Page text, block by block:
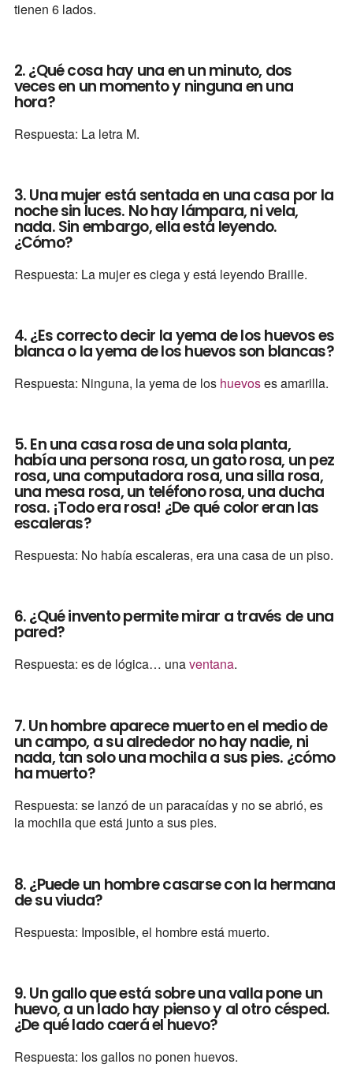
tienen 6 lados.
2. ¿Qué cosa hay una en un minuto, dos
veces en un momento y ninguna en una
hora?
Respuesta: La letra M.
3. Una mujer está sentada en una casa por la
noche sin luces. No hay lámpara, ni vela,
nada. Sin embargo, ella está leyendo.
¿Cómo?
Respuesta: La mujer es ciega y está leyendo Braille.
4. ¿Es correcto decir la yema de los huevos es
blanca o la yema de los huevos son blancas?
Respuesta: Ninguna, la yema de los huevoses amarilla.
5. En una casa rosa de una sola planta,
había una persona rosa, un gato rosa, un pez
rosa, una computadora rosa, una silla rosa,
una mesa rosa, un teléfono rosa, una ducha
rosa. ¡Todo era rosa! ¿De qué color eran las
escaleras?
Respuesta: No había escaleras, era una casa de un piso.
6. ¿Qué invento permite mirar a través de una
pared?
Respuesta: es de lógica… unaventana.
7. Un hombre aparece muerto en el medio de
un campo, a su alrededor no hay nadie, ni
nada, tan solo una mochila a sus pies. ¿cómo
ha muerto?
Respuesta: se lanzó de un paracaídas y no se abrió, es
la mochila que está junto a sus pies.
8. ¿Puede un hombre casarse con la hermana
de su viuda?
Respuesta: Imposible, el hombre está muerto.
9. Un gallo que está sobre una valla pone un
huevo, a un lado hay pienso y al otro césped.
¿De qué lado caerá el huevo?
Respuesta: los gallos no ponen huevos.